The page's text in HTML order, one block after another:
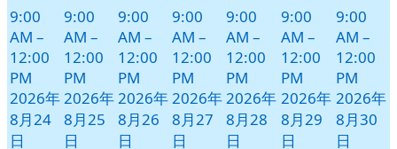
9:00
AM –
12:00
PM
2026年
8月24
日
9:00
AM –
12:00
PM
2026年
8月25
日
9:00
AM –
12:00
PM
2026年
8月26
日
9:00
AM –
12:00
PM
2026年
8月27
日
9:00
AM –
12:00
PM
2026年
8月28
日
9:00
AM –
12:00
PM
2026年
8月29
日
9:00
AM –
12:00
PM
2026年
8月30
日